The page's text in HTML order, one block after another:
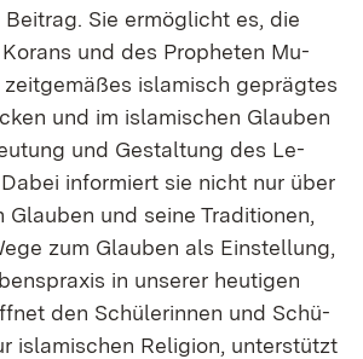
Sie er­mög­licht es, die
und des Pro­phe­ten Mu­
is­la­misch ge­präg­tes
und im is­la­mi­schen Glau­ben
und Ge­stal­tung des Le­
in­for­miert sie nicht nur über
Glau­ben und sei­ne Tra­di­tio­nen,
zum Glau­ben als Ein­stel­lung,
in un­se­rer heu­ti­gen
den Schü­le­rin­nen und Schü­
is­la­mi­schen Re­li­gi­on, un­ter­stützt